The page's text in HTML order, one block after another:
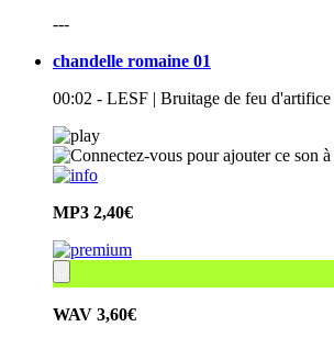
---
chandelle romaine 01
00:02 - LESF | Bruitage de feu
MP3 2,40€
WAV 3,60€